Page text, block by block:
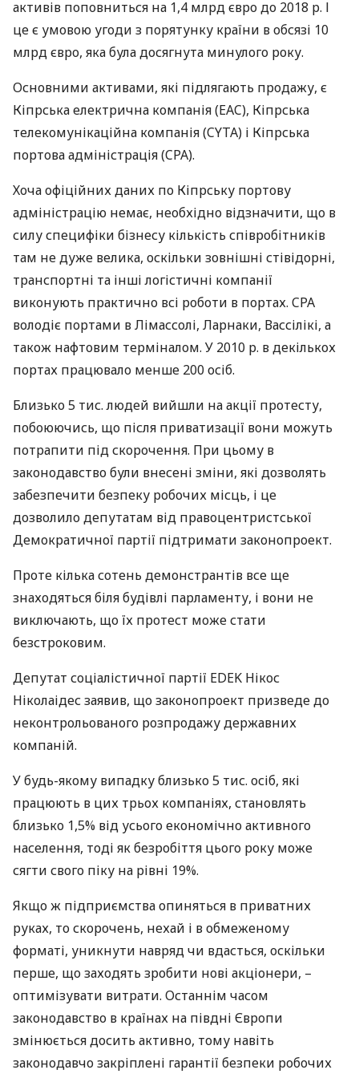
активів поповниться на 1,4 млрд євро до 2018 р. І
це є умовою угоди з порятунку країни в обсязі 10
млрд євро, яка була досягнута минулого року.
Основними активами, які підлягають продажу, є
Кіпрська електрична компанія (EAC), Кіпрська
телекомунікаційна компанія (CYTA) і Кіпрська
портова адміністрація (CPA).
Хоча офіційних даних по Кіпрську портову
адміністрацію немає, необхідно відзначити, що в
силу специфіки бізнесу кількість співробітників
там не дуже велика, оскільки зовнішні стівідорні,
транспортні та інші логістичні компанії
виконують практично всі роботи в портах. CPA
володіє портами в Лімассолі, Ларнаки, Вассілікі, а
також нафтовим терміналом. У 2010 р. в декількох
портах працювало менше 200 осіб.
Близько 5 тис. людей вийшли на акції протесту,
побоюючись, що після приватизації вони можуть
потрапити під скорочення. При цьому в
законодавство були внесені зміни, які дозволять
забезпечити безпеку робочих місць, і це
дозволило депутатам від правоцентристської
Демократичної партії підтримати законопроект.
Проте кілька сотень демонстрантів все ще
знаходяться біля будівлі парламенту, і вони не
виключають, що їх протест може стати
безстроковим.
Депутат соціалістичної партії EDEK Нікос
Ніколаідес заявив, що законопроект призведе до
неконтрольованого розпродажу державних
компаній.
У будь-якому випадку близько 5 тис. осіб, які
працюють в цих трьох компаніях, становлять
близько 1,5% від усього економічно активного
населення, тоді як безробіття цього року може
сягти свого піку на рівні 19%.
Якщо ж підприємства опиняться в приватних
руках, то скорочень, нехай і в обмеженому
форматі, уникнути навряд чи вдасться, оскільки
перше, що заходять зробити нові акціонери, –
оптимізувати витрати. Останнім часом
законодавство в країнах на півдні Європи
змінюється досить активно, тому навіть
законодавчо закріплені гарантії безпеки робочих